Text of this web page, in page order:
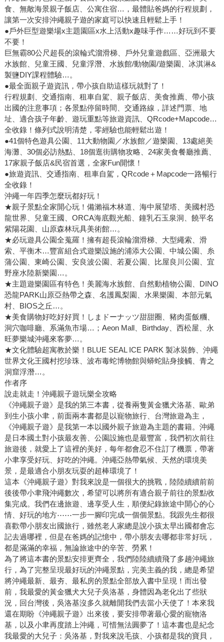
食、無敵海景親子飯店、公寓住宿…，最體貼爸媽的行程規劃，
讓第一次安排沖繩親子遊的家庭可以快速且輕鬆上手！
●戶外巨型遊樂場x主題園區x水上活動x趣味手作……好玩到不要
不要！
巨無霸80公尺超長的滾輪式溜滑梯、戶外兒童遊戲區、亞洲最大
水族館、兒童王國、兒童浮潛、水族館/動物園/遊樂園、冰淇淋&
製鹽DIY課程體驗…。
●最全面親子遊資訊，帶小孩自助這樣玩就對了！
行程規劃、交通指南、租車自駕、親子飯店、美食推薦、帶小孩
出國的注意事項；各景點停留時間、交通路線，詳述門票、地
址、適合孩子年齡、遊玩重點等旅遊資訊、QRcode+Mapcode…
全收錄！條列式說明清楚，零經驗也能輕鬆出遊！
●41個特色遊具公園、11大動物園／水族館／遊樂園、13處絕美
海灘、30個必訪熱點、18個逛街購物攻略、24家美食餐廳推薦、
17家親子飯店&民宿首選，全家Fun開懷！
●旅遊資訊、交通指南、租車自駕，QRcode＋Mapcode一路暢行
全收錄！
沖繩一年四季怎麼玩都好玩！
★親子景點全家開心玩！備瀨福木林道、海中展望塔、美國村恐
龍世界、兒童王國、ORCA海底觀光船、鐘乳石玉泉洞、饒平名
紫陽花園、山原森林玩具美術館…。
★必玩遊具公園全蒐羅！擁有超長滾輪溜滑梯、大型繩索、滑
索、平衡木…豐富組合式遊樂設施的浦添大公園、中城公園、糸
蒲公園、東崎公園、安良波公園、若夏公園、比屋良川公園、宜
野座水陸新樂園…。
★主題遊樂園區有特色！美麗海水族館、自然動植物公園、DINO
恐龍PARK山原亞熱帶之森、名護鳳梨園、水果樂園、本部元氣
村、BIOS之丘…。
★美食購物好吃好好買！しまドーナッツ甜甜圈、豬肉蛋飯糰、
洞穴咖啡廳、系滿魚市場…；Aeon Mall、Birthday、西松屋、永
旺夢樂城沖繩來客夢…。
★文化體驗超寓教於樂！BLUE SEAL ICE PARK 製冰裝飾、沖繩
世界文化王國村挖珍珠、波布毒蛇博物館與蟒蛇貼身接觸、青之
洞窟浮潛…。
作者序
說走就走！沖繩親子遊玩樂全攻略
《沖繩親子遊》是我的第三本書，從養兩隻黃金獵犬洛基、歐弟
到生小孩小聿，前面兩本書都是以寵物旅行、台灣旅遊為主，
《沖繩親子遊》是我第一本以國外親子旅遊為主題的書籍。沖繩
是日本國土對小孩最友善、公園設施也是最豐富，我們初次前往
旅遊後，就愛上了這裡的美好，每年都會忍不住訂了機票，帶著
小聿享受好玩、好吃的沖繩。沖繩亞熱帶氣候、天然的環境美
景，是最適合小朋友玩耍的超棒環境了！
這本《沖繩親子遊》對我來說是一個很大的挑戰，陸陸續續前前
後後帶小聿飛沖繩數次，希望可以將所有適合親子前往的景點收
集完成。我們在邊旅遊、邊享受人生，順便紀錄旅途中開心的心
情、好玩的地方⋯⋯一步一腳印完成一個個景點。我跟先生都很
喜歡帶小朋友出國旅行，雖然老人家總是說小孩太早出國都會忘
記去過哪裡，但是在爸媽的記憶中，帶小朋友去哪都非常好玩，
都是滿滿的幸福，無論旅途中的辛苦、勞累！
為了將這本書的景點安排更齊全，我們陸陸續續飛了多趟沖繩旅
行，為了完整呈現最好玩的沖繩景點，完美主義的我，總是希望
將沖繩最新、最夯、最私房的景點全部放入書中呈現！而出發
前，我最愛的黃金獵犬大兒子吳洛基，身體因為老化出了些狀
況，回台灣後，吳洛基沒多久就離開我們去當小天使了！本來我
還在期盼《沖繩親子遊》出來後，要安排帶著最心愛的寵物洛
基，以及小聿再度踏上沖繩，可惜無法圓夢了！這本書也是紀念
我最愛的大兒子：吳洛基，對我來說毛孩、小孩都是我的寶貝，